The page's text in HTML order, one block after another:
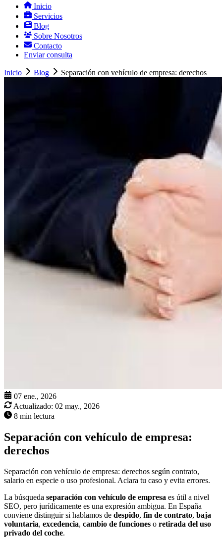
Inicio
Servicios
Blog
Sobre Nosotros
Contacto
Enviar consulta
Inicio Blog Separación con vehículo de empresa: derechos
07 ene., 2026
Actualizado: 02 may., 2026
8 min lectura
Separación con vehículo de empresa:
derechos
Separación con vehículo de empresa: derechos según contrato,
salario en especie o uso profesional. Aclara tu caso y evita errores.
La búsqueda separación con vehículo de empresa es útil a nivel
SEO, pero jurídicamente es una expresión ambigua. En España
conviene distinguir si hablamos de despido, fin de contrato, baja
voluntaria, excedencia, cambio de funciones o retirada del uso
privado del coche.